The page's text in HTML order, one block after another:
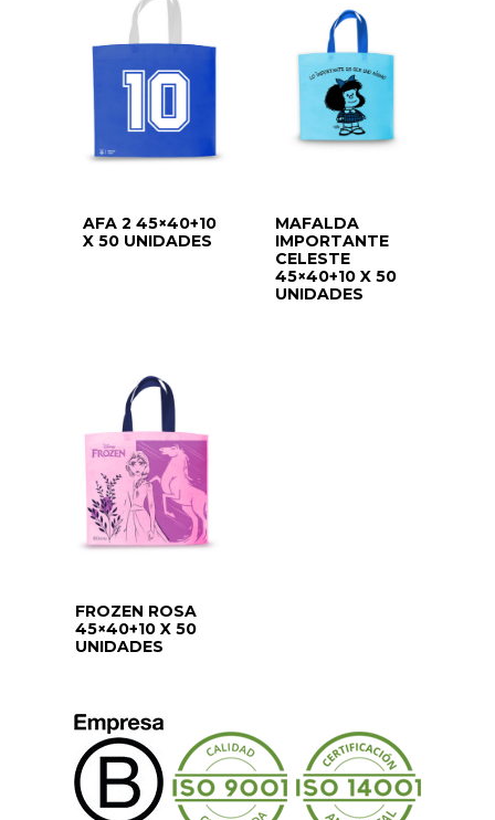
AFA 2 45×40+10
X 50 UNIDADES
MAFALDA
IMPORTANTE
CELESTE
45×40+10 X 50
UNIDADES
FROZEN ROSA
45×40+10 X 50
UNIDADES